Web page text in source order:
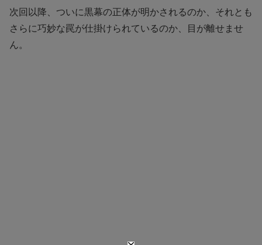
次回以降、ついに黒幕の正体が明かされるのか、それとも
さらに巧妙な罠が仕掛けられているのか、目が離せませ
ん。